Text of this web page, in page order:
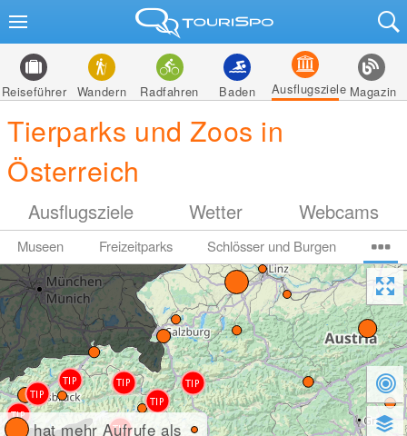
Reiseführer Wandern Radfahren Baden Ausflugsziele Magazin
Tierparks und Zoos in
Österreich
Ausflugsziele Wetter Webcams
Museen Freizeitparks Schlösser und Burgen
hat mehr Aufrufe als